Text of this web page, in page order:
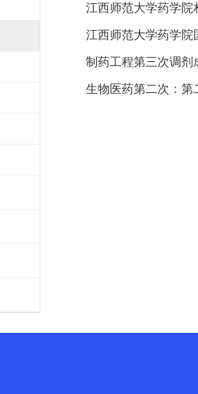
江西师范大学药学院
江西师范大学药学院
制药工程第三次调剂
生物医药第二次：第